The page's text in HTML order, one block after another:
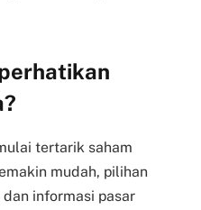
tertarik saham
mudah, pilihan
informasi pasar